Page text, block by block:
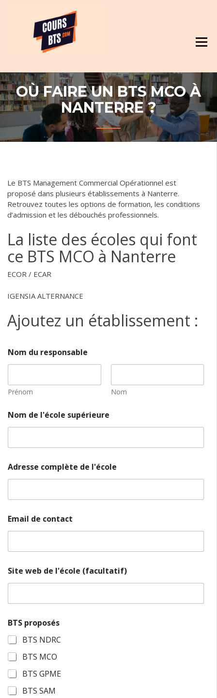
OÙ FAIRE UN BTS MCO À
NANTERRE ?
Le BTS Management Commercial Opérationnel est
proposé dans plusieurs établissements à Nanterre.
Retrouvez toutes les options de formation, les conditions
d’admission et les débouchés professionnels.
La liste des écoles qui font
ce BTS MCO à Nanterre
ECOR / ECAR
IGENSIA ALTERNANCE
Ajoutez un établissement :
i
t
d
e
n
f
o
m
t
o
s
Nom du responsable
Prénom Nom
Nom de l'école supérieure
Adresse complète de l'école
Email de contact
Site web de l'école (facultatif)
BTS proposés
BTS NDRC
BTS MCO
BTS GPME
BTS SAM